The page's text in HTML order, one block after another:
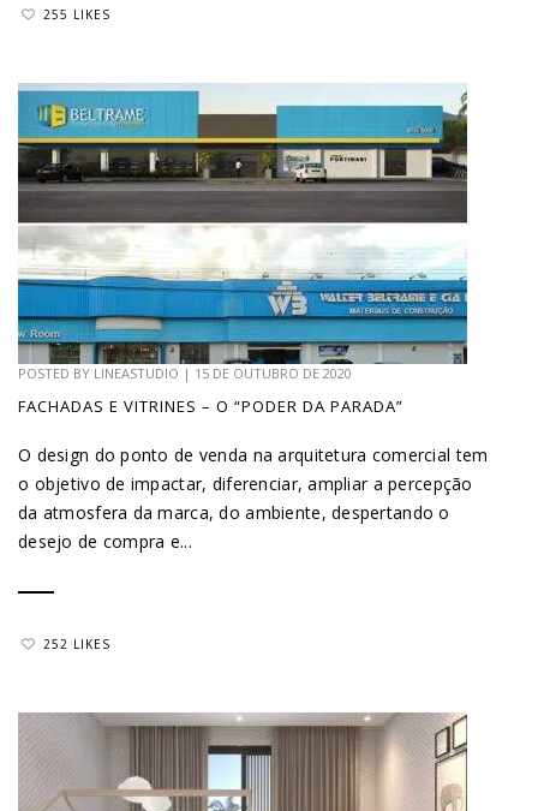
255 LIKES
POSTED BY LINEASTUDIO | 15 DE OUTUBRO DE 2020
FACHADAS E VITRINES – O “PODER DA PARADA”
O design do ponto de venda na arquitetura comercial tem
o objetivo de impactar, diferenciar, ampliar a percepção
da atmosfera da marca, do ambiente, despertando o
desejo de compra e...
252 LIKES